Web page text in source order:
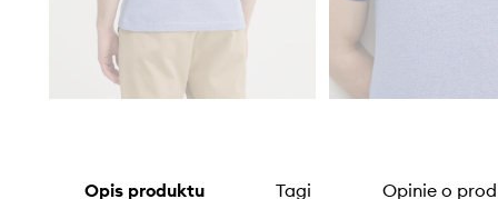
Opis produktu Tagi Opinie o